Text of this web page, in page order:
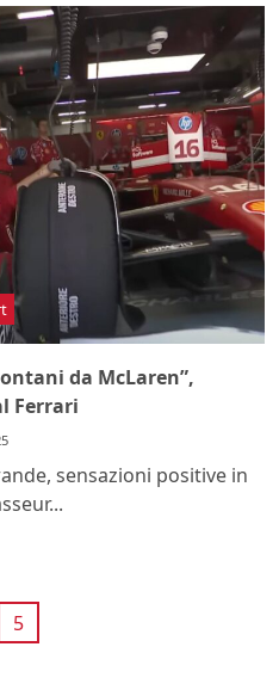
da McLaren”,
Ferrari
sensazioni positive in
5